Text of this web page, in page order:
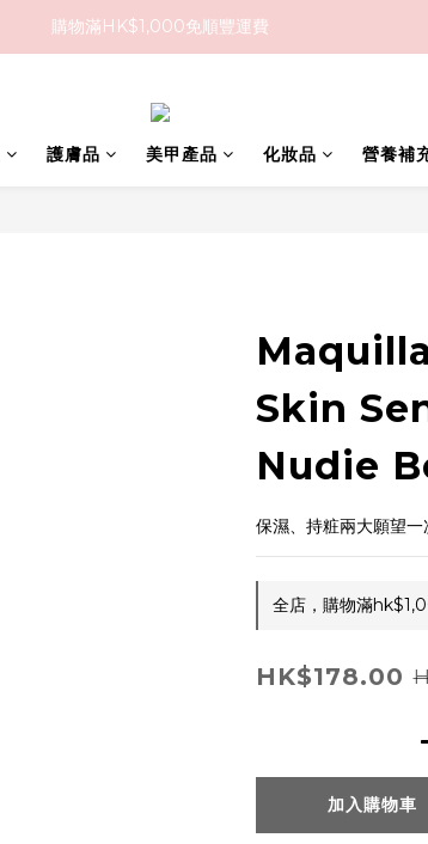
購物滿HK$1,000免順豐運費
購物滿HK$1,000免順豐運費
護膚品 美甲產品 化妝品 營養補
Skin
Nudie
保濕、持粧兩大願望
全店，購物滿
HK$178.00
加入購物車